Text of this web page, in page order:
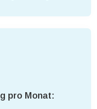
pro Monat: